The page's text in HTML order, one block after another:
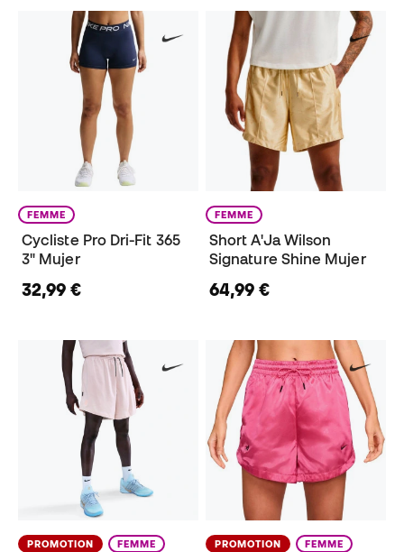
FEMME
Cycliste Pro Dri-Fit 365
3" Mujer
32,99 €
FEMME
Short A'Ja Wilson
Signature Shine Mujer
64,99 €
PROMOTION FEMME PROMOTION FEMME